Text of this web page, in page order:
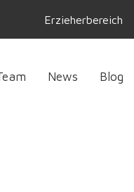
Erzieherbereich
News Blog